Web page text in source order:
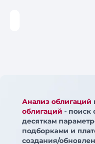
Анализ облигаций
облигаций - поиск
десяткам
подборками и
создания/